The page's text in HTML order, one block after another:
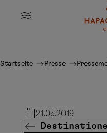
Springe zum
MENU
Startseite Presse
21.05.2019